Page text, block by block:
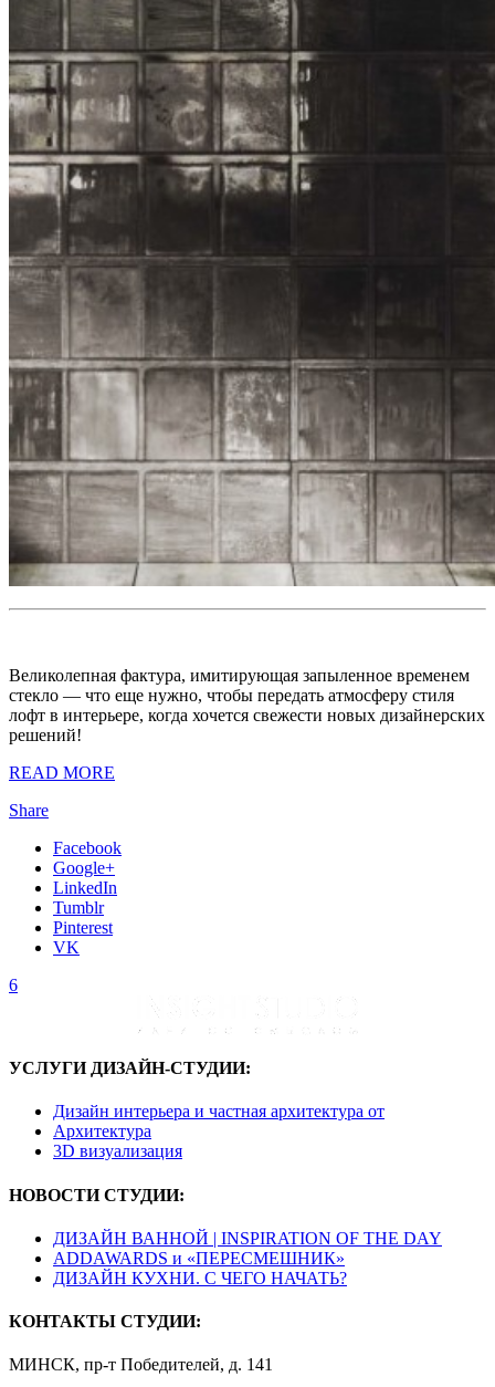
Великолепная фактура, имитирующая запыленное временем
стекло — что еще нужно, чтобы передать атмосферу стиля
лофт в интерьере, когда хочется свежести новых дизайнерских
решений!
READ MORE
Share
Facebook
Google+
LinkedIn
Tumblr
Pinterest
VK
6
УСЛУГИ ДИЗАЙН-СТУДИИ:
Дизайн интерьера и частная архитектура от
Архитектура
3D визуализация
НОВОСТИ СТУДИИ:
ДИЗАЙН ВАННОЙ | INSPIRATION OF THE DAY
ADDAWARDS и «ПЕРЕСМЕШНИК»
ДИЗАЙН КУХНИ. С ЧЕГО НАЧАТЬ?
КОНТАКТЫ СТУДИИ:
МИНСК, пр-т Победителей, д. 141